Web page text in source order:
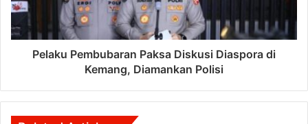
Pelaku Pembubaran Paksa Diskusi Diaspora di
Kemang, Diamankan Polisi